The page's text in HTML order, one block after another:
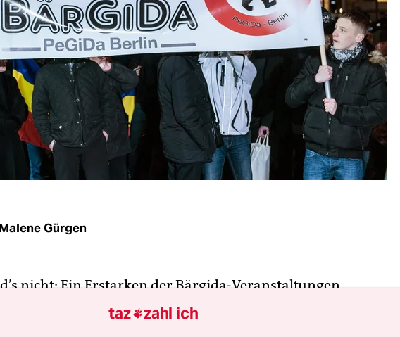
Malene Gürgen
nicht: Ein Erstarken der Bärgida-Veranstaltungen
bisher verhindert werden. 85 Menschen
sich am Montagabend zu Redaktionsschluss vor dem
taz zahl ich